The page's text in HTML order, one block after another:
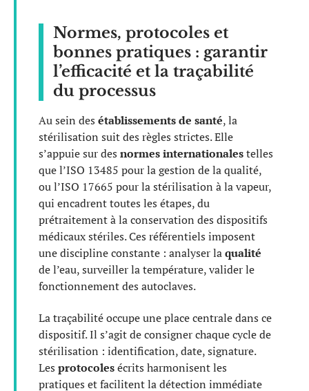
Normes, protocoles et
bonnes pratiques : garantir
l’efficacité et la traçabilité
du processus
Au sein des établissements de santé, la
stérilisation suit des règles strictes. Elle
s’appuie sur des normes internationalestelles
que l’ISO 13485 pour la gestion de la qualité,
ou l’ISO 17665 pour la stérilisation à la vapeur,
qui encadrent toutes les étapes, du
prétraitement à la conservation des dispositifs
médicaux stériles. Ces référentiels imposent
une discipline constante : analyser laqualité
de l’eau, surveiller la température, valider le
fonctionnement des autoclaves.
La traçabilité occupe une place centrale dans ce
dispositif. Il s’agit de consigner chaque cycle de
stérilisation : identification, date, signature.
Les protocolesécrits harmonisent les
pratiques et facilitent la détection immédiate